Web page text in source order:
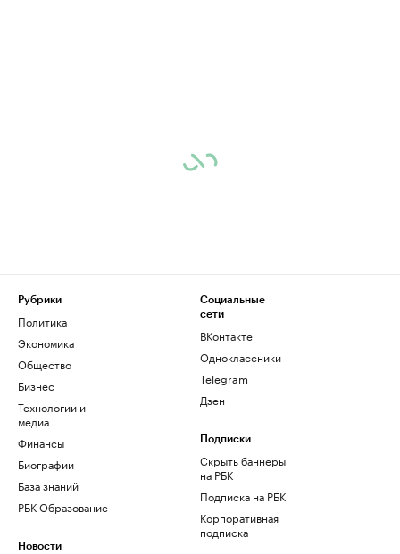
Рубрики
Политика
Экономика
Общество
Бизнес
Технологии и
медиа
Финансы
Биографии
База знаний
РБК Образование
Новости
Социальные
сети
ВКонтакте
Одноклассники
Telegram
Дзен
Подписки
Скрыть баннеры
на РБК
Подписка на РБК
Корпоративная
подписка